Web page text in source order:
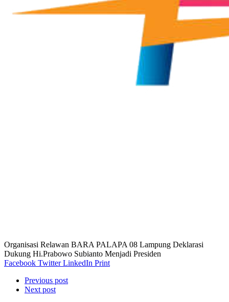
Organisasi Relawan BARA PALAPA 08 Lampung Deklarasi
Dukung Hi.Prabowo Subianto Menjadi Presiden
Facebook Twitter LinkedIn Print
Previous post
Next post